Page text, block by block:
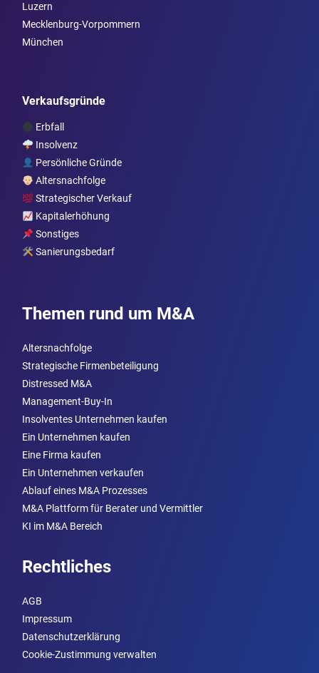
Luzern
Mecklenburg-Vorpommern
München
Verkaufsgründe
Erbfall
Insolvenz
Persönliche Gründe
Altersnachfolge
Strategischer Verkauf
Kapitalerhöhung
Sonstiges
Sanierungsbedarf
Themen rund um M&A
Altersnachfolge
Strategische Firmenbeteiligung
Distressed M&A
Management-Buy-In
Insolventes Unternehmen kaufen
Ein Unternehmen kaufen
Eine Firma kaufen
Ein Unternehmen verkaufen
Ablauf eines M&A Prozesses
M&A Plattform für Berater und Vermittler
KI im M&A Bereich
Rechtliches
AGB
Impressum
Datenschutzerklärung
Cookie-Zustimmung verwalten